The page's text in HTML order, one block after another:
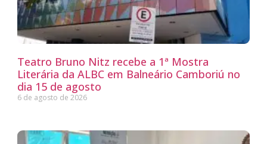
Teatro Bruno Nitz recebe a 1ª Mostra
Literária da ALBC em Balneário Camboriú no
dia 15 de agosto
6 de agosto de 2026